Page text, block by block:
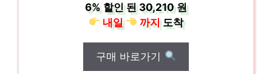
6% 할인 된30,210 원
내일
까지도착
구매 바로가기